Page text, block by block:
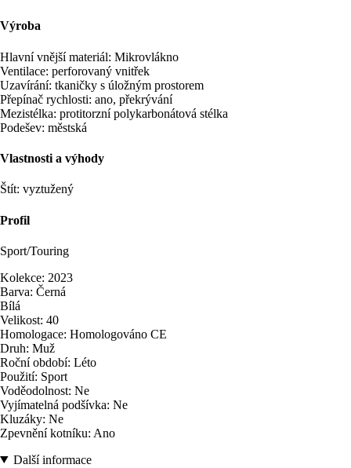
Výroba
Hlavní vnější materiál: Mikrovlákno
Ventilace: perforovaný vnitřek
Uzavírání: tkaničky s úložným prostorem
Přepínač rychlosti: ano, překrývání
Mezistélka: protitorzní polykarbonátová stélka
Podešev: městská
Vlastnosti a výhody
Štít: vyztužený
Profil
Sport/Touring
Kolekce: 2023
Barva: Černá
Bílá
Velikost: 40
Homologace: Homologováno CE
Druh: Muž
Roční období: Léto
Použití: Sport
Voděodolnost: Ne
Vyjímatelná podšívka: Ne
Kluzáky: Ne
Zpevnění kotníku: Ano
Další informace